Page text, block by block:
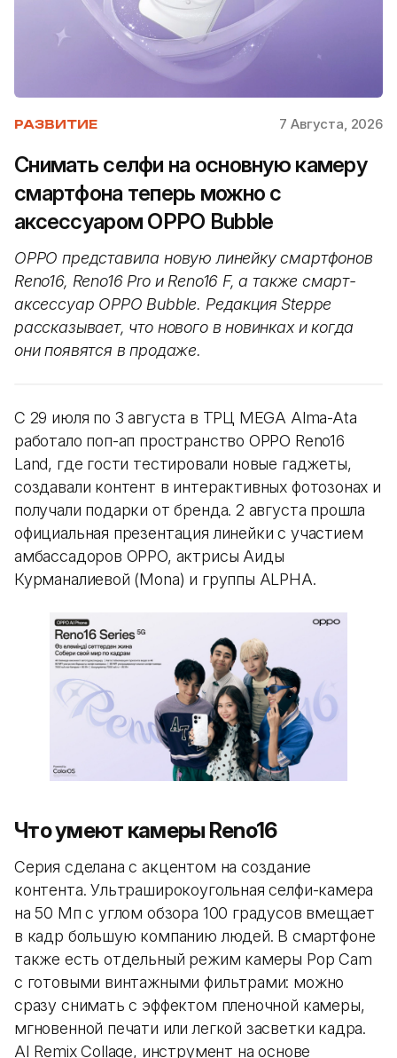
РАЗВИТИЕ 7 Августа, 2026
Снимать селфи на основную камеру
смартфона теперь можно с
аксессуаром OPPO Bubble
OPPO представила новую линейку смартфонов
Reno16, Reno16 Pro и Reno16 F, а также смарт-
аксессуар OPPO Bubble. Редакция Steppe
рассказывает, что нового в новинках и когда
они появятся в продаже.
С 29 июля по 3 августа в ТРЦ MEGA Alma-Ata
работало поп-ап пространство OPPO Reno16
Land, где гости тестировали новые гаджеты,
создавали контент в интерактивных фотозонах и
получали подарки от бренда. 2 августа прошла
официальная презентация линейки с участием
амбассадоров OPPO, актрисы Аиды
Курманалиевой (Mona) и группы ALPHA.
Что умеют камеры Reno16
Серия сделана с акцентом на создание
контента. Ультраширокоугольная селфи-камера
на 50 Мп с углом обзора 100 градусов вмещает
в кадр большую компанию людей. В смартфоне
также есть отдельный режим камеры Pop Cam
с готовыми винтажными фильтрами: можно
сразу снимать с эффектом пленочной камеры,
мгновенной печати или легкой засветки кадра.
AI Remix Collage, инструмент на основе